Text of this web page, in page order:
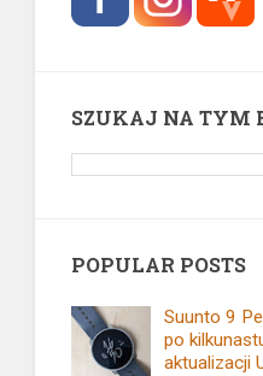
SZUKAJ NA TYM
POPULAR POSTS
Suunto 9
po
aktualizacji